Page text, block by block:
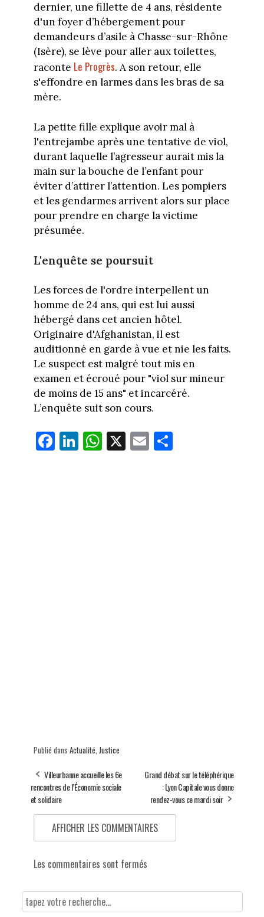
dernier, une fillette de 4 ans, résidente
d'un foyer d’hébergement pour
demandeurs d’asile à Chasse-sur-Rhône
(Isère), se lève pour aller aux toilettes,
raconte Le Progrès. A son retour, elle
s'effondre en larmes dans les bras de sa
mère.
La petite fille explique avoir mal à
l'entrejambe après une tentative de viol,
durant laquelle l’agresseur aurait mis la
main sur la bouche de l’enfant pour
éviter d’attirer l’attention. Les pompiers
et les gendarmes arrivent alors sur place
pour prendre en charge la victime
présumée.
L'enquête se poursuit
Les forces de l'ordre interpellent un
homme de 24 ans, qui est lui aussi
hébergé dans cet ancien hôtel.
Originaire d'Afghanistan, il est
auditionné en garde à vue et nie les faits.
Le suspect est malgré tout mis en
examen et écroué pour "viol sur mineur
de moins de 15 ans" et incarcéré.
L’enquête suit son cours.
Fa
ce
Li
nk
W
ha
X E
m
Pa
rt
Publié dans Actualité Justice
Villeurbanne accueille les 6e
rencontres de l’Économie sociale
et solidaire
Grand débat sur le téléphérique
: Lyon Capitale vous donne
rendez-vous ce mardi soir
AFFICHER LES COMMENTAIRES
Les commentaires sont fermés